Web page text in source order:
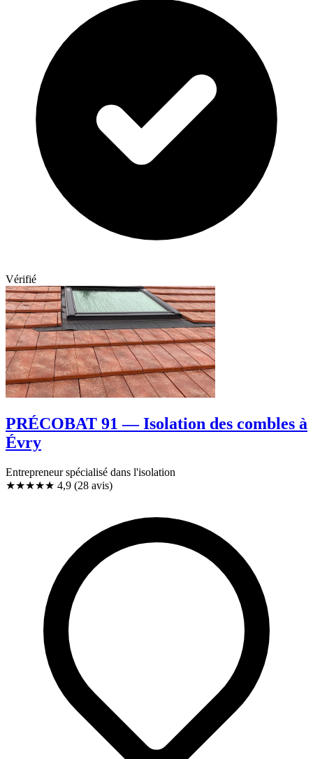
Vérifié
PRÉCOBAT 91 — Isolation des combles à
Évry
Entrepreneur spécialisé dans l'isolation
★★★★★ 4,9 (28 avis)